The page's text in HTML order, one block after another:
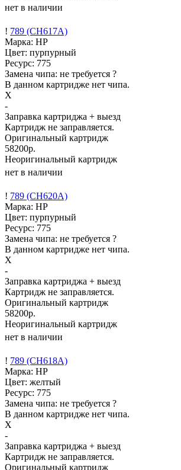
нет в наличии
! 789 (CH617A)
Марка: HP
Цвет: пурпурный
Ресурс: 775
Замена чипа: не требуется ?
В данном картридже нет чипа.
X
-
Заправка картриджа + выезд
Картридж не заправляется.
Оригинальный картридж
58200р.
Неоригинальный картридж
нет в наличии
! 789 (CH620A)
Марка: HP
Цвет: пурпурный
Ресурс: 775
Замена чипа: не требуется ?
В данном картридже нет чипа.
X
-
Заправка картриджа + выезд
Картридж не заправляется.
Оригинальный картридж
58200р.
Неоригинальный картридж
нет в наличии
! 789 (CH618A)
Марка: HP
Цвет: желтый
Ресурс: 775
Замена чипа: не требуется ?
В данном картридже нет чипа.
X
-
Заправка картриджа + выезд
Картридж не заправляется.
Оригинальный картридж